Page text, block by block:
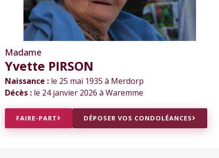
Madame
Yvette PIRSON
Naissance : le 25 mai 1935 à Merdorp
Décès : le 24 janvier 2026 à Waremme
FAIRE-PART DÉPOSER VOS CONDOLÉANCES